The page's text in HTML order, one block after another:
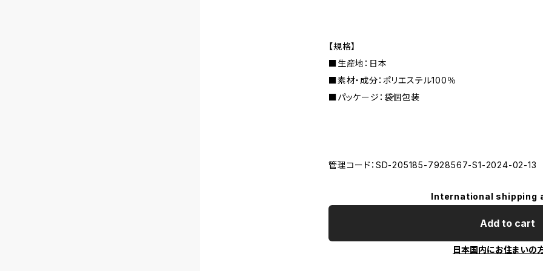
【規格】
■生産地：日本
■素材・成分：ポリエステル100％
■パッケージ：袋個包装
管理コード：SD-205185-7928567-S1-2024-02-13
International shipping
Add to cart
日本国内にお住まいの